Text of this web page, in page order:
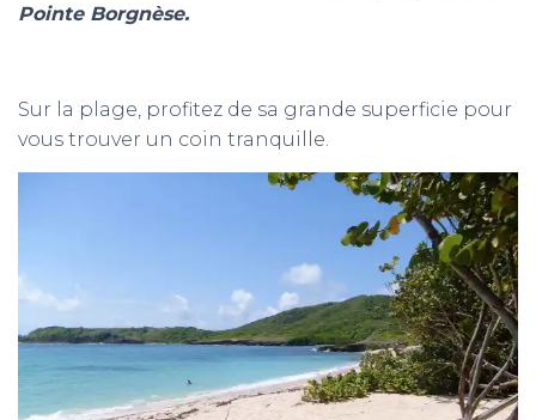
Pointe Borgnèse.
Sur la plage, profitez de sa grande superficie pour
vous trouver un coin tranquille.